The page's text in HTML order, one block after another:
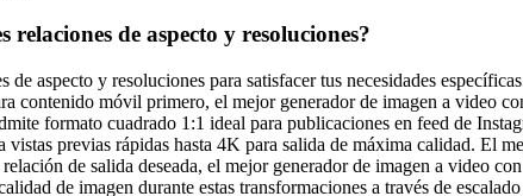
de aspecto y resoluciones?
aspecto y resoluciones para satisfacer tus necesidades
contenido móvil primero, el mejor generador de imagen a video
formato cuadrado 1:1 ideal para publicaciones en feed de
previas rápidas hasta 4K para salida de máxima calidad. El
de salida deseada, el mejor generador de imagen a video
de imagen durante estas transformaciones a través de